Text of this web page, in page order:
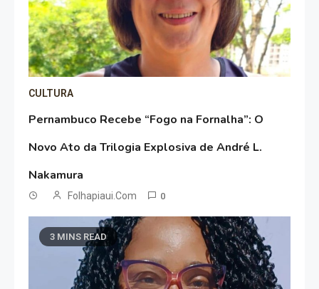
CULTURA
Pernambuco Recebe “Fogo na Fornalha”: O
Novo Ato da Trilogia Explosiva de André L.
Nakamura
Folhapiaui.com 0
3 MINS READ